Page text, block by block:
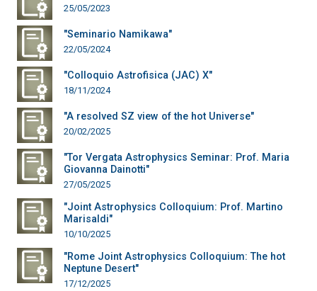
25/05/2023
"Seminario Namikawa"
22/05/2024
"Colloquio Astrofisica (JAC) X"
18/11/2024
"A resolved SZ view of the hot Universe"
20/02/2025
"Tor Vergata Astrophysics Seminar: Prof. Maria
Giovanna Dainotti"
27/05/2025
"Joint Astrophysics Colloquium: Prof. Martino
Marisaldi"
10/10/2025
"Rome Joint Astrophysics Colloquium: The hot
Neptune Desert"
17/12/2025